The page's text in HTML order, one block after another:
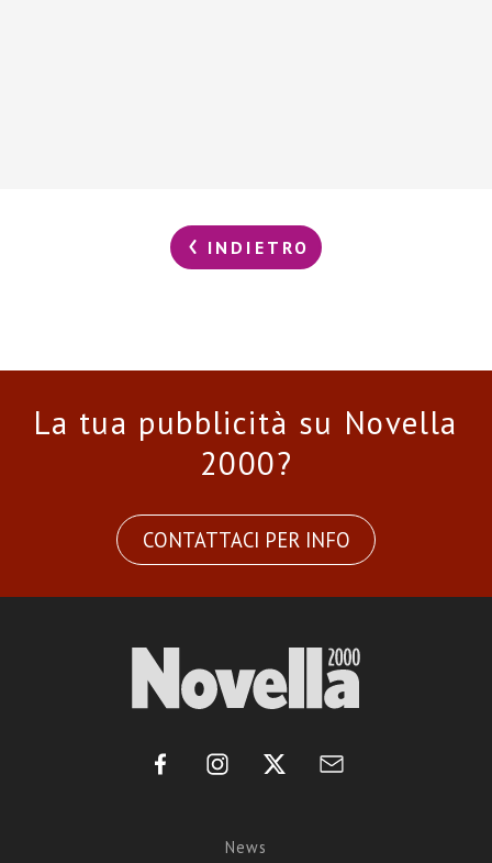
INDIETRO
La tua pubblicità su Novella
2000?
CONTATTACI PER INFO
News